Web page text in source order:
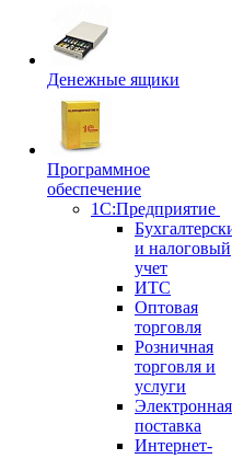
Денежные ящики
Программное
обеспечение
1С:Предприятие
и налоговый
учет
ИТС
Оптовая
торговля
Розничная
торговля и
услуги
Электронная
поставка
Интернет-